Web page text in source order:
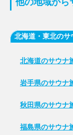
他の地域から
北海道・東北のサ
北海道のサウナ
岩手県のサウナ
秋田県のサウナ
福島県のサウナ